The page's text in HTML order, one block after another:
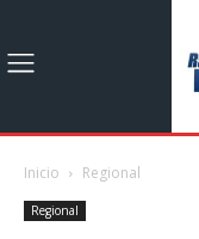
Inicio Regional
Regional